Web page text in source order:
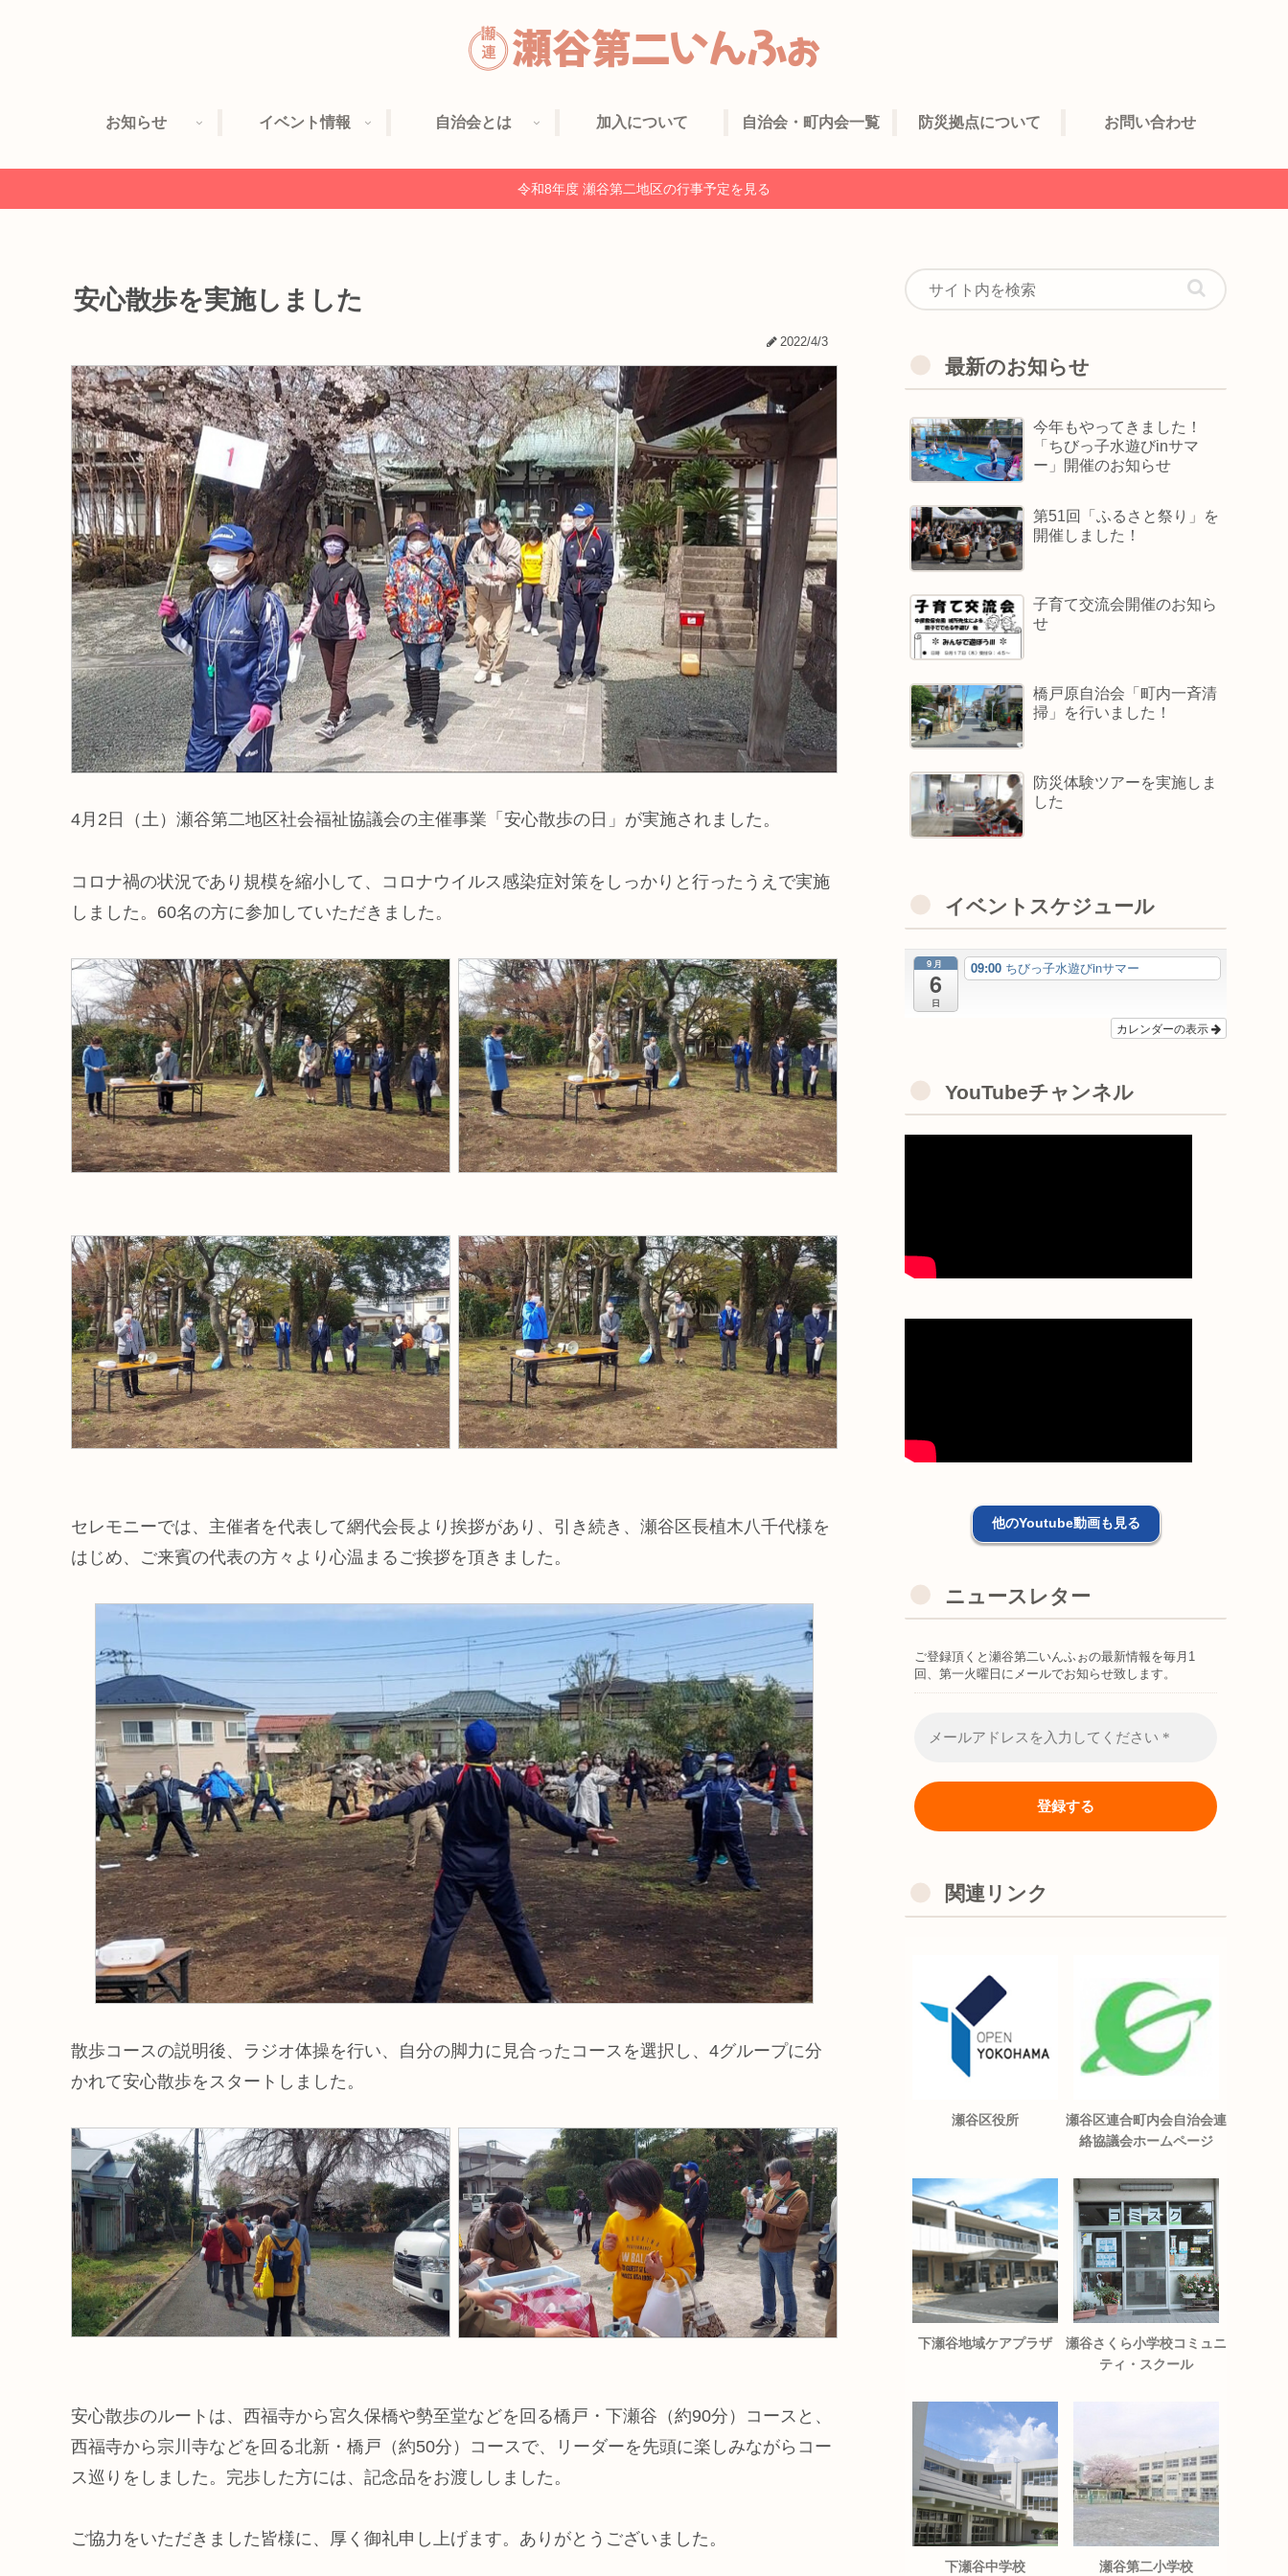
お知らせ イベント情報 自治会とは 加入について 自治会・町内会一覧 防災拠点について お問い合わせ
令和8年度 瀬谷第二地区の行事予定を見る
安心散歩を実施しました
2022/4/3
4月2日（土）瀬谷第二地区社会福祉協議会の主催事業「安心散歩の日」が実施されました。
コロナ禍の状況であり規模を縮小して、コロナウイルス感染症対策をしっかりと行ったうえで実施
しました。60名の方に参加していただきました。
セレモニーでは、主催者を代表して網代会長より挨拶があり、引き続き、瀬谷区長植木八千代様を
はじめ、ご来賓の代表の方々より心温まるご挨拶を頂きました。
散歩コースの説明後、ラジオ体操を行い、自分の脚力に見合ったコースを選択し、4グループに分
かれて安心散歩をスタートしました。
安心散歩のルートは、西福寺から宮久保橋や勢至堂などを回る橋戸・下瀬谷（約90分）コースと、
西福寺から宗川寺などを回る北新・橋戸（約50分）コースで、リーダーを先頭に楽しみながらコー
ス巡りをしました。完歩した方には、記念品をお渡ししました。
ご協力をいただきました皆様に、厚く御礼申し上げます。ありがとうございました。
最新のお知らせ
今年もやってきました！
「ちびっ子水遊びinサマ
ー」開催のお知らせ
第51回「ふるさと祭り」を
開催しました！
子育て交流会開催のお知ら
せ
橋戸原自治会「町内一斉清
掃」を行いました！
防災体験ツアーを実施しま
した
イベントスケジュール
9月
6
日
09:00 ちびっ子水遊びinサマー
カレンダーの表示
YouTubeチャンネル
他のYoutube動画も見る
ニュースレター
ご登録頂くと瀬谷第二いんふぉの最新情報を毎月1
回、第一火曜日にメールでお知らせ致します。
関連リンク
瀬谷区役所
瀬谷区連合町内会自治会連
絡協議会ホームページ
下瀬谷地域ケアプラザ
瀬谷さくら小学校コミュニ
ティ・スクール
下瀬谷中学校 瀬谷第二小学校